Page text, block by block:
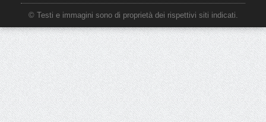
© Testi e immagini sono di proprietà dei rispettivi siti indicati.